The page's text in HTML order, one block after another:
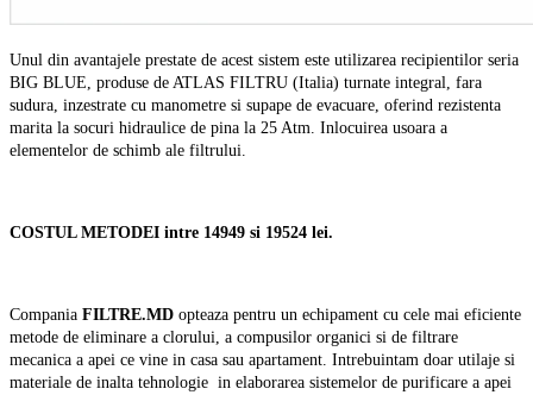
Unul din avantajele prestate de acest sistem este utilizarea recipientilor seria
BIG BLUE, produse de ATLAS FILTRU (Italia) turnate integral, fara
sudura, inzestrate cu manometre si supape de evacuare, oferind rezistenta
marita la socuri hidraulice de pina la 25 Atm. Inlocuirea usoara a
elementelor de schimb ale filtrului.
COSTUL METODEI intre 14949 si 19524 lei.
Compania FILTRE.MD opteaza pentru un echipament cu cele mai eficiente
metode de eliminare a clorului, a compusilor organici si de filtrare
mecanica a apei ce vine in casa sau apartament. Intrebuintam doar utilaje si
materiale de inalta tehnologie in elaborarea sistemelor de purificare a apei